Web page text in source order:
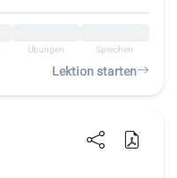
Übungen Sprechen
Lektion starten